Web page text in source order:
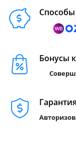
Бонусы
Гарантия